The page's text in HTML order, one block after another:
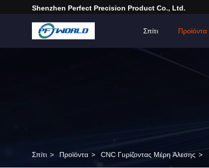
Shenzhen Perfect Precision Product Co., Ltd.
Σπίτι Προϊόντα
Σπίτι > Προϊόντα > CNC Γυρίζοντας Μέρη Άλεσης >